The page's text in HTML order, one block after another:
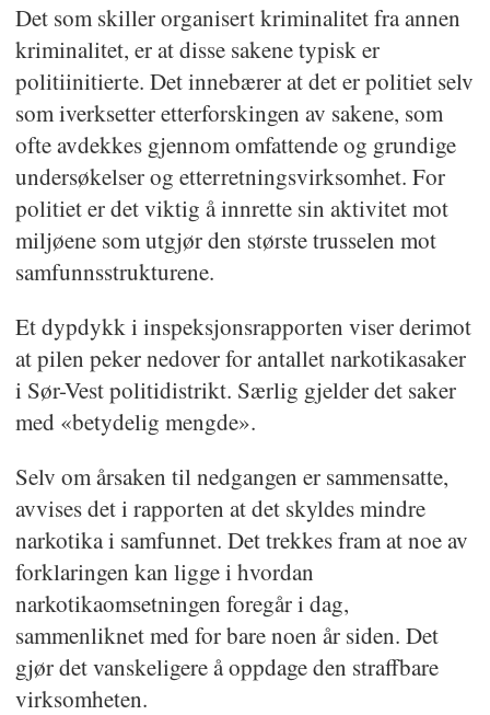
Det som skiller organisert kriminalitet fra annen
kriminalitet, er at disse sakene typisk er
politiinitierte. Det innebærer at det er politiet selv
som iverksetter etterforskingen av sakene, som
ofte avdekkes gjennom omfattende og grundige
undersøkelser og etterretningsvirksomhet. For
politiet er det viktig å innrette sin aktivitet mot
miljøene som utgjør den største trusselen mot
samfunnsstrukturene.
Et dypdykk i inspeksjonsrapporten viser derimot
at pilen peker nedover for antallet narkotikasaker
i Sør-Vest politidistrikt. Særlig gjelder det saker
med «betydelig mengde».
Selv om årsaken til nedgangen er sammensatte,
avvises det i rapporten at det skyldes mindre
narkotika i samfunnet. Det trekkes fram at noe av
forklaringen kan ligge i hvordan
narkotikaomsetningen foregår i dag,
sammenliknet med for bare noen år siden. Det
gjør det vanskeligere å oppdage den straffbare
virksomheten.